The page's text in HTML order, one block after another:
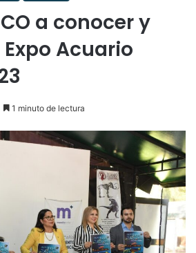
a conocer y
Acuario
1 minuto de lectura